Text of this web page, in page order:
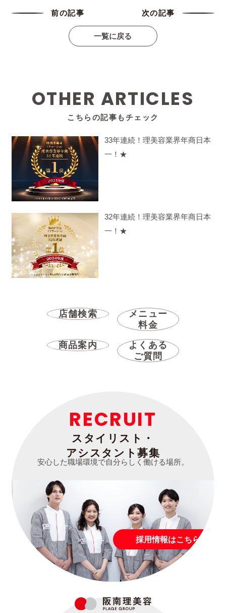
前の記事 次の記事
一覧に戻る
OTHER ARTICLES
こちらの記事もチェック
33年連続！理美容業界年商日本
一！★
32年連続！理美容業界年商日本
一！★
店舗検索
メニュー
料金
商品案内
よくある
ご質問
RECRUIT
スタイリスト・
アシスタント募集
安心した職場環境で自分らしく働ける場所。
採用情報はこちら